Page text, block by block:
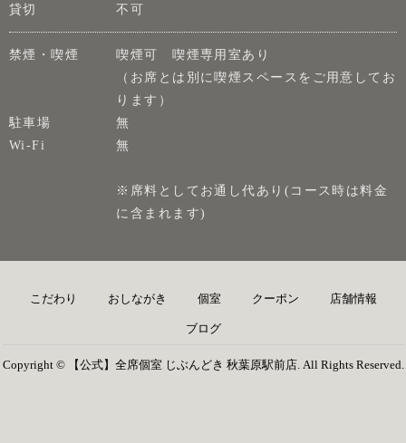
貸切
不可
禁煙・喫煙
喫煙可 喫煙専用室あり
（お席とは別に喫煙スペースをご用意してお
ります）
駐車場
無
Wi-Fi
無
※席料としてお通し代あり(コース時は料金
に含まれます)
こだわり おしながき 個室 クーポン 店舗情報
ブログ
Copyright © 【公式】全席個室 じぶんどき 秋葉原駅前店. All Rights Reserved.